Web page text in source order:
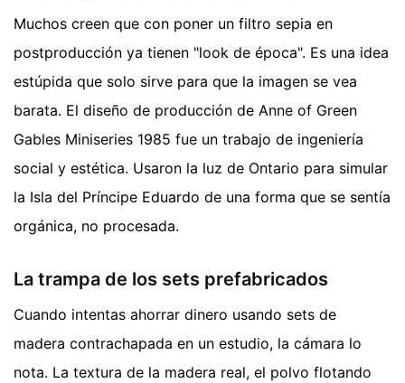
Muchos creen que con poner un filtro sepia en
postproducción ya tienen "look de época". Es una idea
estúpida que solo sirve para que la imagen se vea
barata. El diseño de producción de Anne of Green
Gables Miniseries 1985 fue un trabajo de ingeniería
social y estética. Usaron la luz de Ontario para simular
la Isla del Príncipe Eduardo de una forma que se sentía
orgánica, no procesada.
La trampa de los sets prefabricados
Cuando intentas ahorrar dinero usando sets de
madera contrachapada en un estudio, la cámara lo
nota. La textura de la madera real, el polvo flotando